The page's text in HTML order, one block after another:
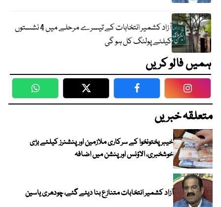
آزاد کشمیر انتخابات کے تیسرے مرحلے میں 4 نشستوں
کیلئے پولنگ کل ہو گی
ہمیں فالو کریں
WhatsApp Twitter Facebook
متعلقہ خبریں
خیبرپختونخوا کے سرکاری ملازمین اور پنشنرز کیلئے بڑی
خوشخبری، الاؤنس اور پنشن میں اضافہ
آزاد کشمیر انتخابات متنازع بنا دیئے گئے، چودھری یاسین